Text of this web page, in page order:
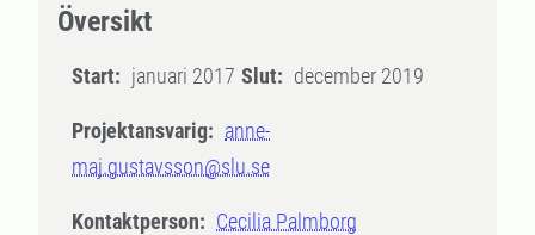
Översikt
Start: januari 2017 Slut: december 2019
Projektansvarig: anne-
maj.gustavsson@slu.se
Kontaktperson: Cecilia Palmborg